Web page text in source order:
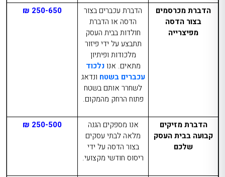
הדברת מכרסמים
בצור הדסה
מפיצרייה
הדברת עכברים בצור
הדסה או הדברת
חולדות בבית העסק
תתבצע על ידי פיזור
מלכודות ופיתיון
מתאים. אנונלכוד
עכברים בשטח ונדאג
לשחרר אותם בשטח
פתוח הרחק מהמקום.
250-650 ₪
הדברת מזיקים
קבועה בבית העסק
שלכם
אנו מספקים הגנה
מלאה לבתי עסקים
בצור הדסה על ידי
ריסוס חודשי מקצועי.
250-500 ₪